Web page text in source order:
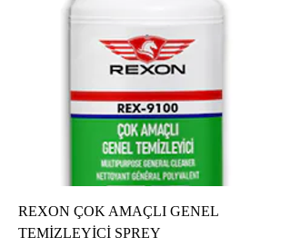
REXON ÇOK AMAÇLI GENEL
TEMİZLEYİCİ SPREY